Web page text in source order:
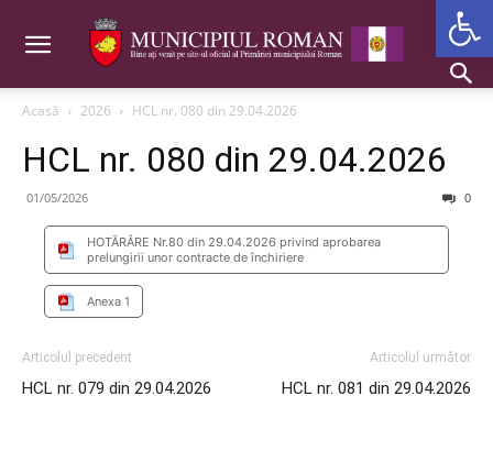
Acasă 2026 HCL nr. 080 din 29.04.2026
HCL nr. 080 din 29.04.2026
01/05/2026 0
HOTĂRÂRE Nr.80 din 29.04.2026 privind aprobarea
prelungirii unor contracte de închiriere
Anexa 1
Articolul precedent
HCL nr. 079 din 29.04.2026
Articolul următor
HCL nr. 081 din 29.04.2026